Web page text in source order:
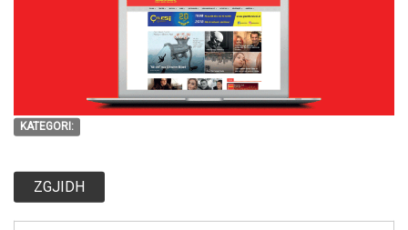
KATEGORI:
ZGJIDH